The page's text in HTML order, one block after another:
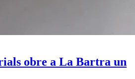
obre a La Bartra un